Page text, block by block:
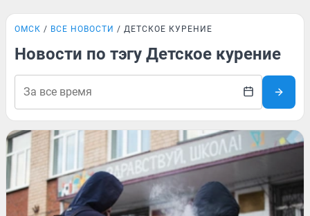
ОМСК ВСЕ НОВОСТИ ДЕТСКОЕ КУРЕНИЕ
Новости по тэгу Детское курение